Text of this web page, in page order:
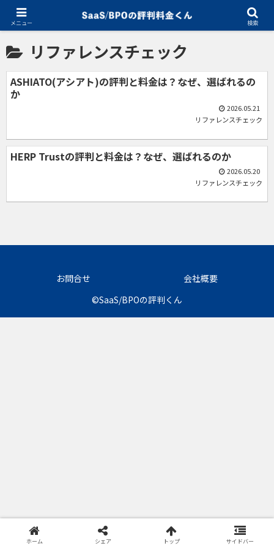
ホーム リファレンスチェック
リファレンスチェック
ASHIATO(アシアト)の評判と料金は？なぜ、選ばれるの
か
2026.05.21
リファレンスチェック
HERP Trustの評判と料金は？なぜ、選ばれるのか
2026.05.20
リファレンスチェック
お問合せ
会社概要
©SaaS/BPOの評判くん
メニュー 検索
ホーム シェア トップ サイドバー